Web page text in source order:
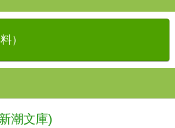
）
潮文庫)